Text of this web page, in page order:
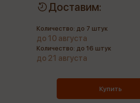
Доставим:
Количество: до 7 штук
до 10 августа
Количество: до 16 штук
до 21 августа
Купить